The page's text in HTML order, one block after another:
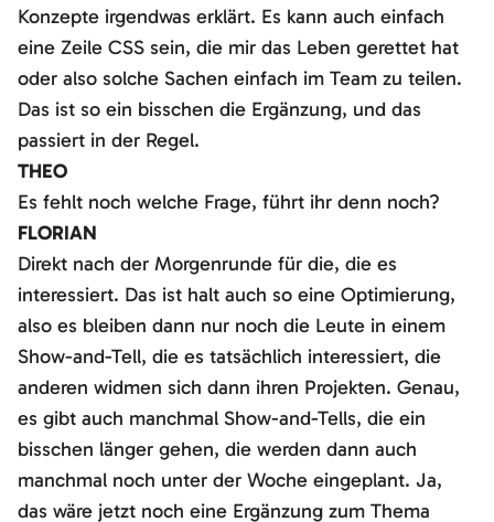
Konzepte irgendwas erklärt. Es kann auch einfach
eine Zeile CSS sein, die mir das Leben gerettet hat
oder also solche Sachen einfach im Team zu teilen.
Das ist so ein bisschen die Ergänzung, und das
passiert in der Regel.
THEO
Es fehlt noch welche Frage, führt ihr denn noch?
FLORIAN
Direkt nach der Morgenrunde für die, die es
interessiert. Das ist halt auch so eine Optimierung,
also es bleiben dann nur noch die Leute in einem
Show-and-Tell, die es tatsächlich interessiert, die
anderen widmen sich dann ihren Projekten. Genau,
es gibt auch manchmal Show-and-Tells, die ein
bisschen länger gehen, die werden dann auch
manchmal noch unter der Woche eingeplant. Ja,
das wäre jetzt noch eine Ergänzung zum Thema